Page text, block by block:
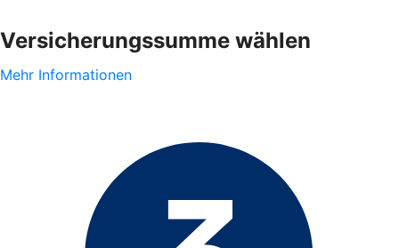
Versicherungssumme wählen
Mehr Informationen